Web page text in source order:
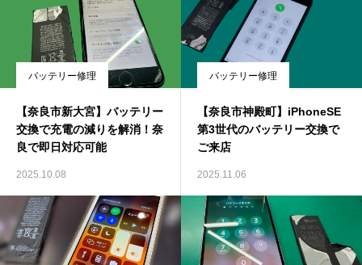
バッテリー修理
【奈良市新大宮】バッテリー
交換で充電の減りを解消！奈
良で即日対応可能
2025.10.08
バッテリー修理
【奈良市神殿町】iPhoneSE
第3世代のバッテリー交換で
ご来店
2025.11.06